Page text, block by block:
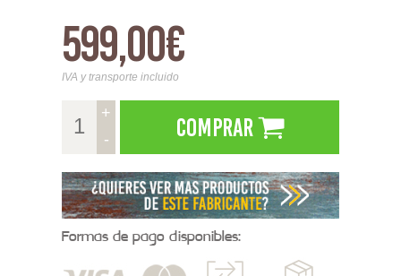
599,00€
IVA y transporte incluido
+
-
Comprar
Formas de pago disponibles: